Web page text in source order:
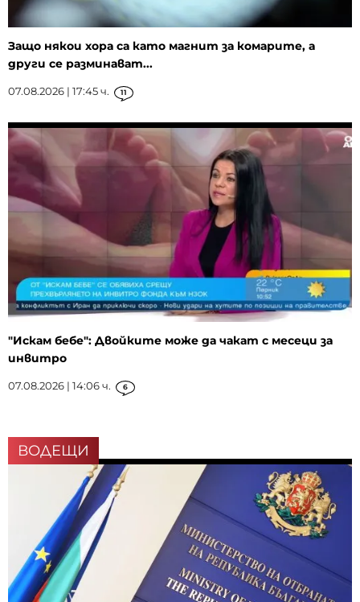
Защо някои хора са като магнит за комарите, а
други се разминават...
07.08.2026 | 17:45 ч. 11
"Искам бебе": Двойките може да чакат с месеци за
инвитро
07.08.2026 | 14:06 ч. 6
ВОДЕЩИ